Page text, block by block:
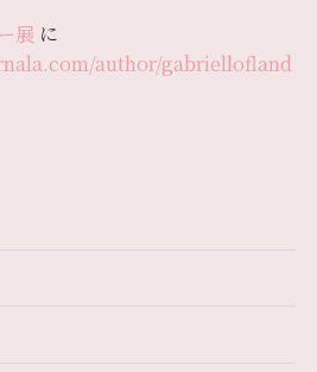
展 に
author/gabriellofland